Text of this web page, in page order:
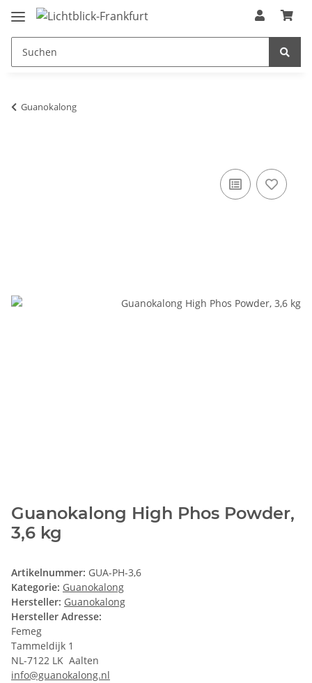
Guanokalong
Guanokalong High Phos Powder,
3,6 kg
Artikelnummer: GUA-PH-3,6
Kategorie: Guanokalong
Hersteller: Guanokalong
Hersteller Adresse:
Femeg
Tammeldijk 1
NL-7122 LK Aalten
info@guanokalong.nl